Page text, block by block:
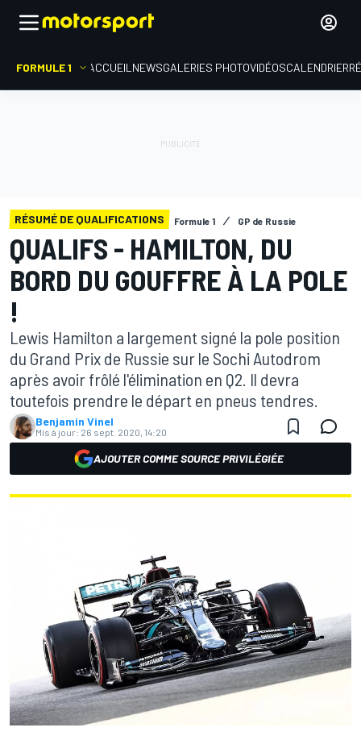
FORMULE 1 ACCUEIL NEWSGALERIES PHOTOVIDÉOSCALENDRIER
RÉSUMÉ DE QUALIFICATIONS Formule 1 GP de Russie
QUALIFS - HAMILTON, DU
BORD DU GOUFFRE À LA POLE
!
Lewis Hamilton a largement signé la pole position
du Grand Prix de Russie sur le Sochi Autodrom
après avoir frôlé l'élimination en Q2. Il devra
toutefois prendre le départ en pneus tendres.
Benjamin Vinel
Mis à jour: 26 sept. 2020, 14:20
AJOUTER COMME SOURCE PRIVILÉGIÉE